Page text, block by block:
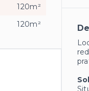
120m²
120m²